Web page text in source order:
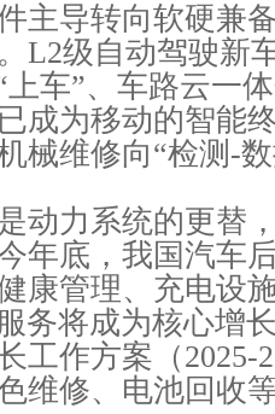
主导转向软硬兼
L2级自动驾驶新
车”、车路云一
成为移动的智能
械维修向“检测-
动力系统的更替
年底，我国汽车
康管理、充电设
务将成为核心增
工作方案（2025-
维修、电池回收